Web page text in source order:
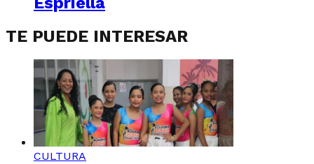
TE PUEDE INTERESAR
CULTURA